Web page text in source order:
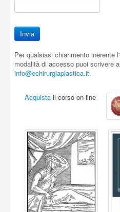
Per qualsiasi chiarimento inerente
modalità di accesso puoi scrivere
info@echirurgiaplastica.it.
Acquista il corso on-line